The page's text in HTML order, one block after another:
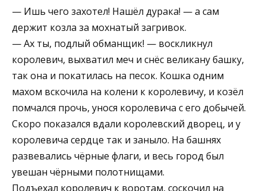
— Ишь чего захотел! Нашёл дурака! — а сам
держит козла за мохнатый загривок.
— Ах ты, подлый обманщик! — воскликнул
королевич, выхватил меч и снёс великану башку,
так она и покатилась на песок. Кошка одним
махом вскочила на колени к королевичу, и козёл
помчался прочь, унося королевича с его добычей.
Скоро показался вдали королевский дворец, и у
королевича сердце так и заныло. На башнях
развевались чёрные флаги, и весь город был
увешан чёрными полотнищами.
Подъехал королевич к воротам, соскочил на